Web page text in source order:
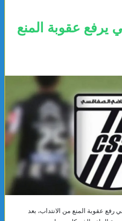
يرفع عقوبة المنع
عقوبة المنع من الانتداب، بعد